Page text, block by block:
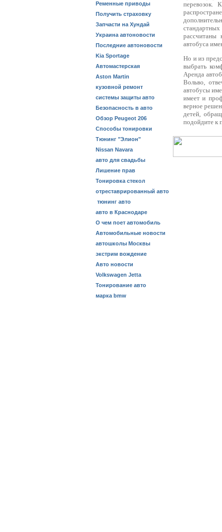
Ременные приводы
Получить страховку
Запчасти на Хундай
Украина автоновости
Последние автоновости
Kia Sportage
Автомастерская
Aston Martin
кузовной ремонт
системы защиты авто
Безопасность в авто
Обзор Peugeot 206
Способы тонировки
Тюнинг "Элион"
Nissan Navara
авто для свадьбы
Лишение прав
Тонировка стекол
отреставрированный авто
тюнинг авто
авто в Краснодаре
О чем поет автомобиль
Автомобильные новости
автошколы Москвы
экстрим вождение
Авто новости
Volkswagen Jetta
Тонирование авто
марка bmw
перевозок.
рассчитаны
автобуса
Но и из
выбрать
Аренда
Вольво,
автобусы
имеет и
верное
детей,
подойдите к